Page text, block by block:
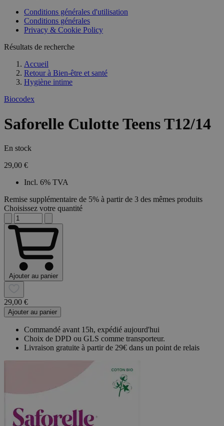
Conditions générales d'utilisation
Conditions générales
Privacy & Cookie Policy
Résultats de recherche
Accueil
Retour à Bien-être et santé
Hygiène intime
Biocodex
Saforelle Culotte Teens T12/14
En stock
29,00 €
Incl. 6% TVA
Remise supplémentaire de 5% à partir de 3 des mêmes produits
Choisissez votre quantité
Ajouter au panier
29,00 €
Ajouter au panier
Commandé avant 15h, expédié aujourd'hui
Choix de DPD ou GLS comme transporteur.
Livraison gratuite à partir de 29€ dans un point de relais